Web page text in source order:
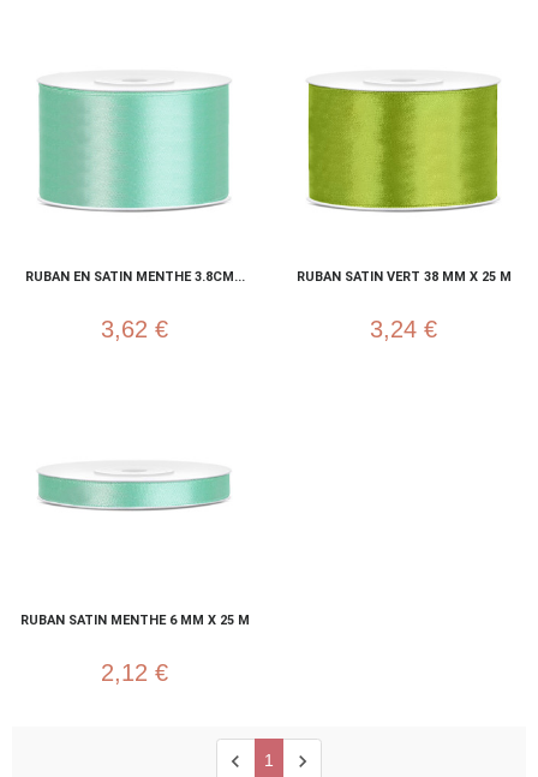
RUBAN EN SATIN MENTHE 3.8CM...
3,62 €
RUBAN SATIN VERT 38 MM X 25 M
3,24 €
RUBAN SATIN MENTHE 6 MM X 25 M
2,12 €
chevron_left 1 chevron_right